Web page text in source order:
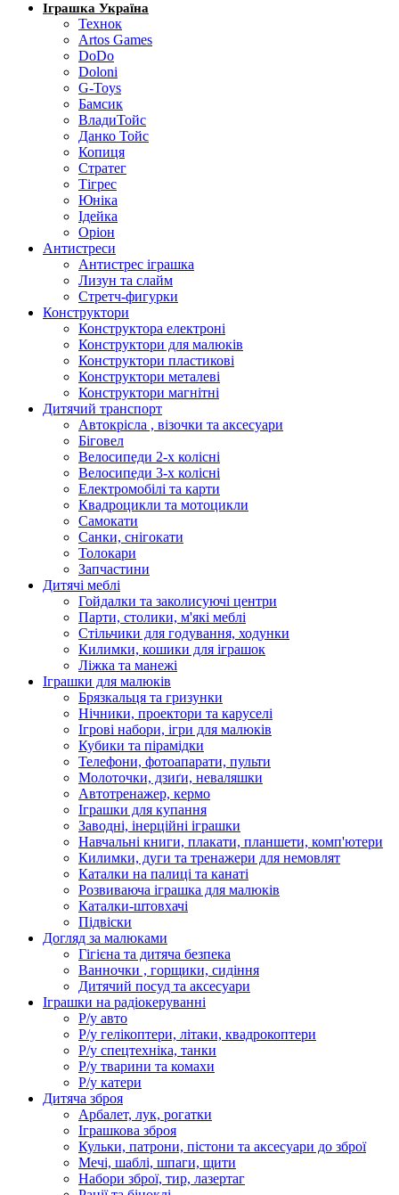
Іграшка Україна
Технок
Artos Games
DoDo
Doloni
G-Toys
Бамсик
ВладиТойс
Данко Тойс
Копиця
Стратег
Тігрес
Юніка
Ідейка
Оріон
Антистреси
Антистрес іграшка
Лизун та слайм
Стретч-фигурки
Конструктори
Конструктора електроні
Конструктори для малюків
Конструктори пластикові
Конструктори металеві
Конструктори магнітні
Дитячий транспорт
Автокрісла , візочки та аксесуари
Біговел
Велосипеди 2-х колісні
Велосипеди 3-х колісні
Електромобілі та карти
Квадроцикли та мотоцикли
Самокати
Санки, снігокати
Толокари
Запчастини
Дитячі меблі
Гойдалки та заколисуючі центри
Парти, столики, м'які меблі
Стільчики для годування, ходунки
Килимки, кошики для іграшок
Ліжка та манежі
Іграшки для малюків
Брязкальця та гризунки
Нічники, проектори та каруселі
Ігрові набори, ігри для малюків
Кубики та пірамідки
Телефони, фотоапарати, пульти
Молоточки, дзиґи, неваляшки
Автотренажер, кермо
Іграшки для купання
Заводні, інерційні іграшки
Навчальні книги, плакати, планшети, комп'ютери
Килимки, дуги та тренажери для немовлят
Каталки на палиці та канаті
Розвиваюча іграшка для малюків
Каталки-штовхачі
Підвіски
Догляд за малюками
Гігієна та дитяча безпека
Ванночки , горщики, сидіння
Дитячий посуд та аксесуари
Іграшки на радіокеруванні
Р/у авто
Р/у гелікоптери, літаки, квадрокоптери
Р/у спецтехніка, танки
Р/у тварини та комахи
Р/у катери
Дитяча зброя
Арбалет, лук, рогатки
Іграшкова зброя
Кульки, патрони, пістони та аксесуари до зброї
Мечі, шаблі, шпаги, щити
Набори зброї, тир, лазертаг